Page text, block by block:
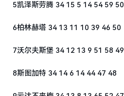
5凯泽斯劳腾 34 15 5 14 54 59 50
6柏林赫塔 34 13 11 10 39 46 50
7沃尔夫斯堡 34 12 13 9 51 58 49
8斯图加特 34 14 6 14 44 47 48